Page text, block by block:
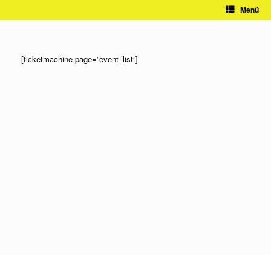
Menü
[ticketmachine page=”event_list”]